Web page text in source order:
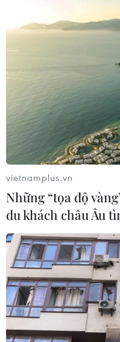
vietnamplus.vn
Những “tọa độ
du khách châu Âu